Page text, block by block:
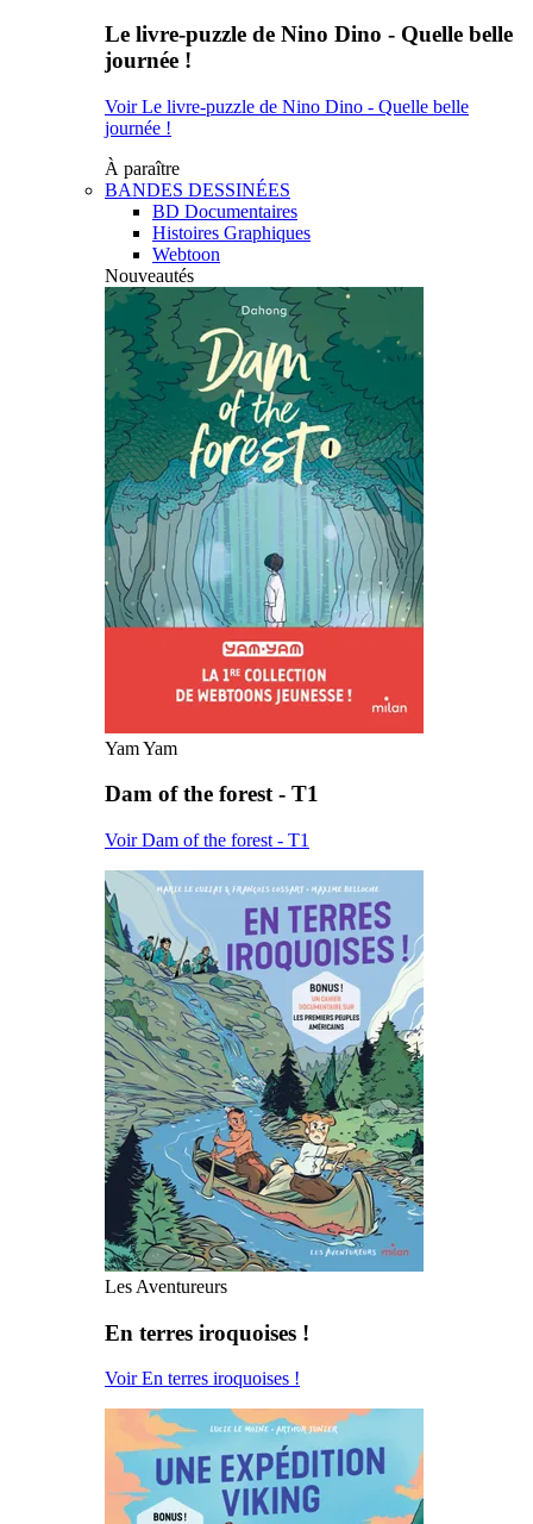
Le livre-puzzle de Nino Dino - Quelle belle
journée !
Voir Le livre-puzzle de Nino Dino - Quelle belle
journée !
À paraître
BANDES DESSINÉES
BD Documentaires
Histoires Graphiques
Webtoon
Nouveautés
Yam Yam
Dam of the forest - T1
Voir Dam of the forest - T1
Les Aventureurs
En terres iroquoises !
Voir En terres iroquoises !